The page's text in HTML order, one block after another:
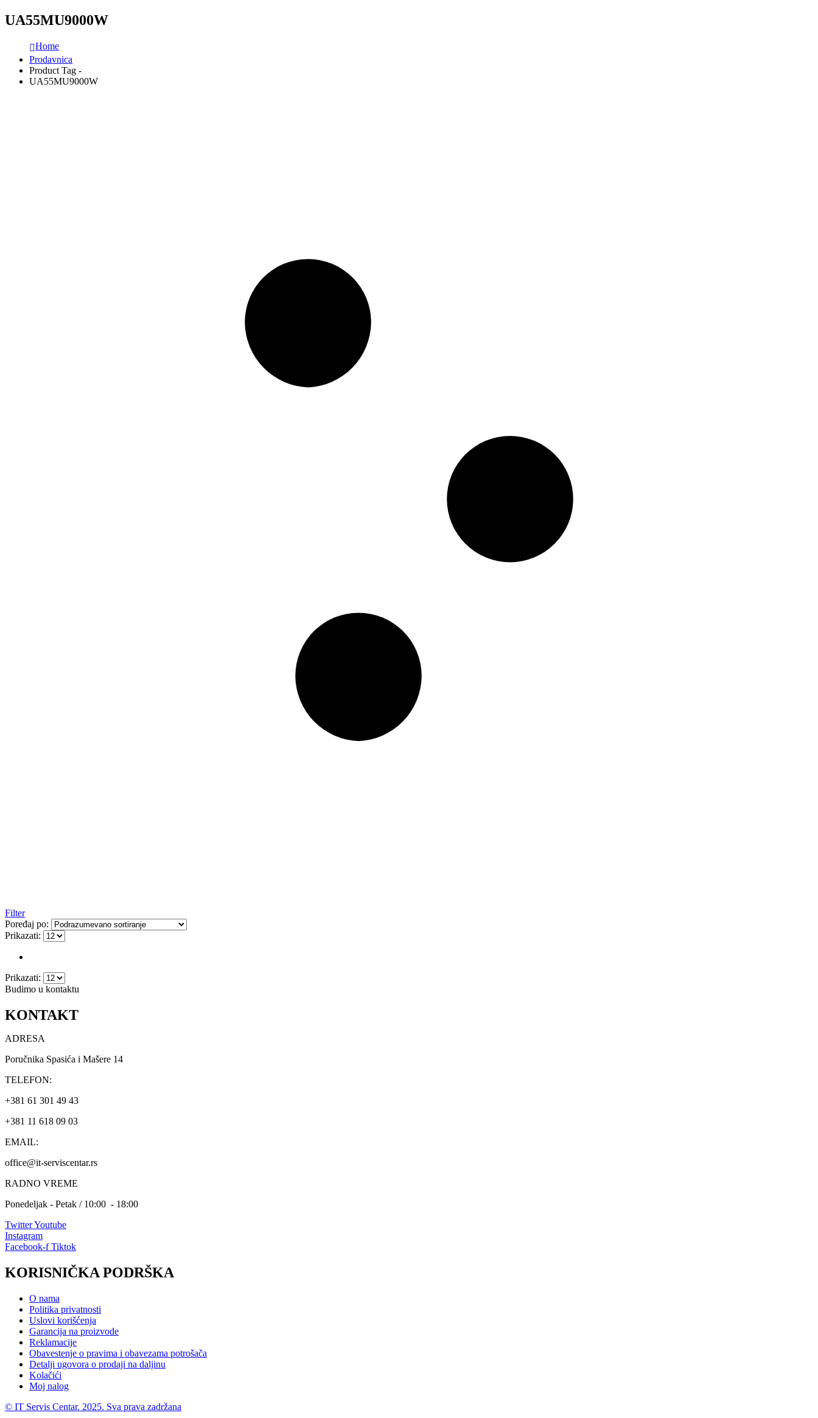
UA55MU9000W
Home
Prodavnica
Product Tag -
UA55MU9000W
Filter
Poređaj po:
Prikazati:
Prikazati:
Budimo u kontaktu
KONTAKT
ADRESA
Poručnika Spasića i Mašere 14
TELEFON:
+381 61 301 49 43
+381 11 618 09 03
EMAIL:
office@it-serviscentar.rs
RADNO VREME
Ponedeljak - Petak / 10:00 - 18:00
TwitterYoutube
Instagram
Facebook-f Tiktok
KORISNIČKA PODRŠKA
O nama
Politika privatnosti
Uslovi korišćenja
Garancija na proizvode
Reklamacije
Obavestenje o pravima i obavezama potrošača
Detalji ugovora o prodaji na daljinu
Kolačići
Moj nalog
© IT Servis Centar. 2025. Sva prava zadržana